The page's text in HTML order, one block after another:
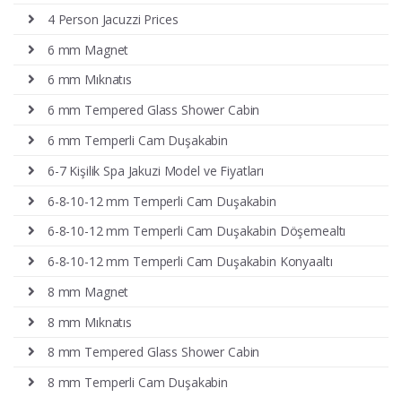
4 Person Jacuzzi Prices
6 mm Magnet
6 mm Mıknatıs
6 mm Tempered Glass Shower Cabin
6 mm Temperli Cam Duşakabin
6-7 Kişilik Spa Jakuzi Model ve Fiyatları
6-8-10-12 mm Temperli Cam Duşakabin
6-8-10-12 mm Temperli Cam Duşakabin Döşemealtı
6-8-10-12 mm Temperli Cam Duşakabin Konyaaltı
8 mm Magnet
8 mm Mıknatıs
8 mm Tempered Glass Shower Cabin
8 mm Temperli Cam Duşakabin